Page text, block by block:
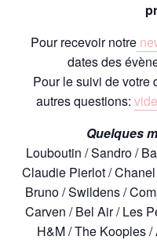
Pour recevoir notre
dates des
Pour le suivi de votre
autres questions:
Quelques
Louboutin / Sandro /
Claudie Pierlot /
Bruno / Swildens /
Carven / Bel Air / Les
H&M / The Kooples